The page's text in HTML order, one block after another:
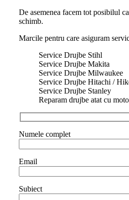
De asemenea facem tot posibilul
schimb.
Marcile pentru care asiguram
Service Drujbe Stihl
Service Drujbe Makita
Service Drujbe Milwaukee
Service Drujbe Hitachi /
Service Drujbe Stanley
Reparam drujbe atat cu
Numele complet
Email
Subiect